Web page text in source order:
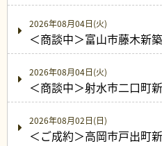
2026年08月04日(火)
＜商談中＞富山市藤木新
2026年08月04日(火)
＜商談中＞射水市二口町
2026年08月02日(日)
＜ご成約＞高岡市戸出町